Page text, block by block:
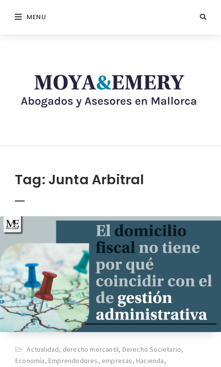
MENU
Tag: Junta Arbitral
Actualidad, derecho mercantil, Derecho Societario,
Economía, Emprendedores, empresas, Hacienda,